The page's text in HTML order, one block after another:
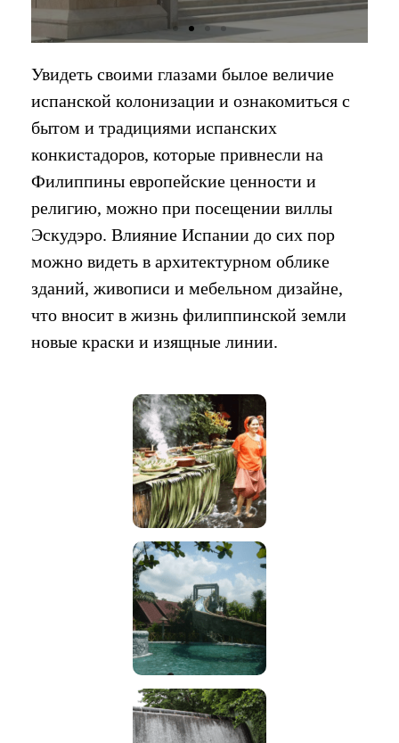
Увидеть своими глазами былое величие
испанской колонизации и ознакомиться с
бытом и традициями испанских
конкистадоров, которые привнесли на
Филиппины европейские ценности и
религию, можно при посещении виллы
Эскудэро. Влияние Испании до сих пор
можно видеть в архитектурном облике
зданий, живописи и мебельном дизайне,
что вносит в жизнь филиппинской земли
новые краски и изящные линии.